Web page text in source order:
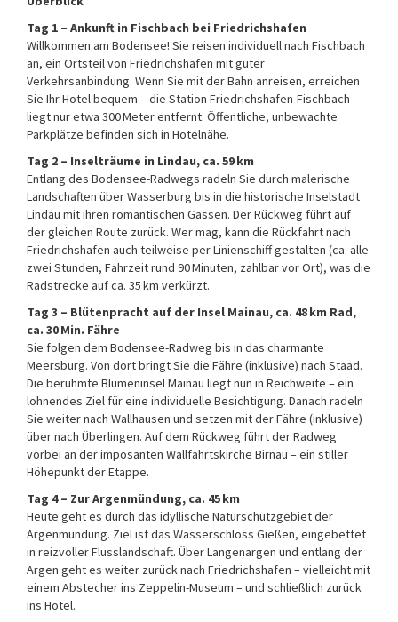
Tag 1 – Ankunft in Fischbach bei Friedrichshafen
Willkommen am Bodensee! Sie reisen individuell nach Fischbach
an, ein Ortsteil von Friedrichshafen mit guter
Verkehrsanbindung. Wenn Sie mit der Bahn anreisen, erreichen
Sie Ihr Hotel bequem – die Station Friedrichshafen-Fischbach
liegt nur etwa 300 Meter entfernt. Öffentliche, unbewachte
Parkplätze befinden sich in Hotelnähe.
Tag 2 – Inselträume in Lindau, ca. 59 km
Entlang des Bodensee-Radwegs radeln Sie durch malerische
Landschaften über Wasserburg bis in die historische Inselstadt
Lindau mit ihren romantischen Gassen. Der Rückweg führt auf
der gleichen Route zurück. Wer mag, kann die Rückfahrt nach
Friedrichshafen auch teilweise per Linienschiff gestalten (ca. alle
zwei Stunden, Fahrzeit rund 90 Minuten, zahlbar vor Ort), was die
Radstrecke auf ca. 35 km verkürzt.
Tag 3 – Blütenpracht auf der Insel Mainau, ca. 48 km Rad,
ca. 30 Min. Fähre
Sie folgen dem Bodensee-Radweg bis in das charmante
Meersburg. Von dort bringt Sie die Fähre (inklusive) nach Staad.
Die berühmte Blumeninsel Mainau liegt nun in Reichweite – ein
lohnendes Ziel für eine individuelle Besichtigung. Danach radeln
Sie weiter nach Wallhausen und setzen mit der Fähre (inklusive)
über nach Überlingen. Auf dem Rückweg führt der Radweg
vorbei an der imposanten Wallfahrtskirche Birnau – ein stiller
Höhepunkt der Etappe.
Tag 4 – Zur Argenmündung, ca. 45 km
Heute geht es durch das idyllische Naturschutzgebiet der
Argenmündung. Ziel ist das Wasserschloss Gießen, eingebettet
in reizvoller Flusslandschaft. Über Langenargen und entlang der
Argen geht es weiter zurück nach Friedrichshafen – vielleicht mit
einem Abstecher ins Zeppelin-Museum – und schließlich zurück
ins Hotel.